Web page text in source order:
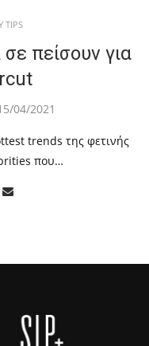
TIPS
πείσουν για
04/2021
trends της φετινής
που…